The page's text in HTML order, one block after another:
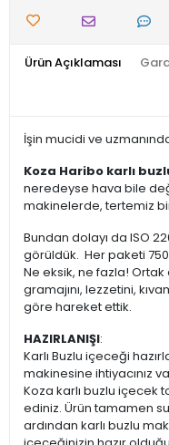
Ürün Açıklaması
İşin mucidi ve
Koza Haribo karlı
neredeyse hava bile
makinelerde, tertemiz
Bundan dolayı da ISO
görüldük. Her paketi
Ne eksik, ne fazla! Ortak
gramajını, lezzetini,
göre hareket ettik.
HAZIRLANIŞI:
Karlı Buzlu içeceği
makinesine ihtiyacınız
Koza karlı buzlu içecek
ediniz. Ürün tamamen
ardından karlı buzlu